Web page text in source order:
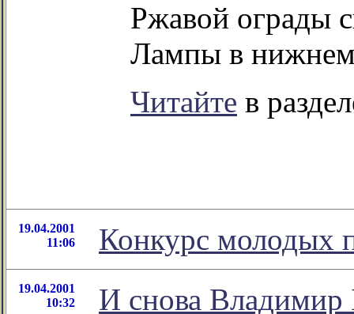
Ржавой ограды
Лампы в нижнем
Читайте в
19.04.2001
11:06
Конкурс молодых
19.04.2001
10:32
И снова Владимир